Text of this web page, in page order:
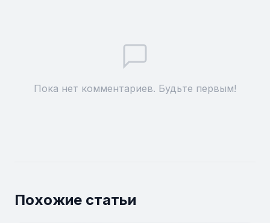
Пока нет комментариев. Будьте первым!
Похожие статьи